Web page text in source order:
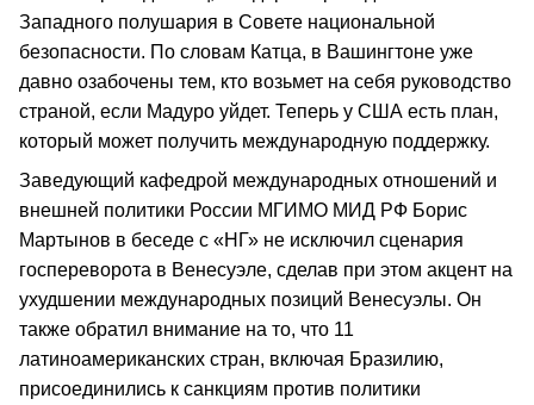
Западного полушария в Совете национальной
безопасности. По словам Катца, в Вашингтоне уже
давно озабочены тем, кто возьмет на себя руководство
страной, если Мадуро уйдет. Теперь у США есть план,
который может получить международную поддержку.
Заведующий кафедрой международных отношений и
внешней политики России МГИМО МИД РФ Борис
Мартынов в беседе с «НГ» не исключил сценария
госпереворота в Венесуэле, сделав при этом акцент на
ухудшении международных позиций Венесуэлы. Он
также обратил внимание на то, что 11
латиноамериканских стран, включая Бразилию,
присоединились к санкциям против политики